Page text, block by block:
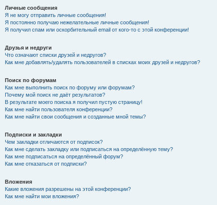
Личные сообщения
Я не могу отправить личные сообщения!
Я постоянно получаю нежелательные личные сообщения!
Я получил спам или оскорбительный email от кого-то с этой конференции!
Друзья и недруги
Что означают списки друзей и недругов?
Как мне добавлять/удалять пользователей в списках моих друзей и недругов?
Поиск по форумам
Как мне выполнить поиск по форуму или форумам?
Почему мой поиск не даёт результатов?
В результате моего поиска я получил пустую страницу!
Как мне найти пользователя конференции?
Как мне найти свои сообщения и созданные мной темы?
Подписки и закладки
Чем закладки отличаются от подписок?
Как мне сделать закладку или подписаться на определённую тему?
Как мне подписаться на определённый форум?
Как мне отказаться от подписки?
Вложения
Какие вложения разрешены на этой конференции?
Как мне найти мои вложения?